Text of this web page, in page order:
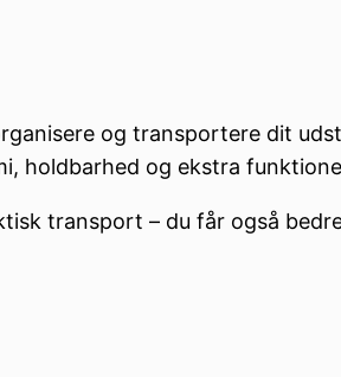
og transportere dit
holdbarhed og ekstra
transport – du får også